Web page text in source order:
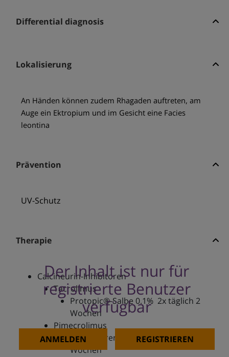
Differential diagnosis
Lokalisierung
An Händen können zudem Rhagaden auftreten, am
Auge ein Ektropium und im Gesicht eine Facies
leontina
Prävention
UV-Schutz
Therapie
Der Inhalt ist nur für
registrierte Benutzer
verfügbar
ANMELDEN REGISTRIEREN
Calcineurin-Inhibitoren
Tacrolimus
Protopic®-Salbe 0.1% 2x täglich 2
Wochen
Pimecrolimus
Elidel®-Creme 1% 2x tgl. für 2
Wochen